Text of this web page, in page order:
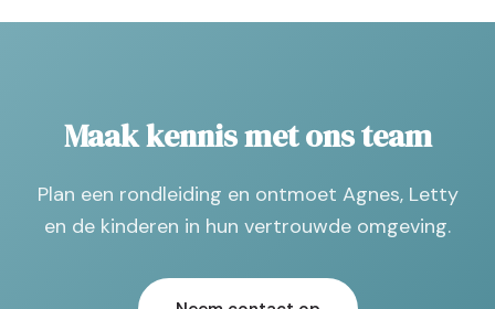
Maak kennis met ons team
Plan een rondleiding en ontmoet Agnes, Letty
en de kinderen in hun vertrouwde omgeving.